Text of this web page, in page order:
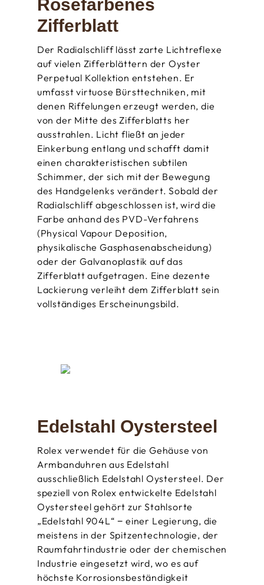
Roséfarbenes
Zifferblatt
Der Radialschliff lässt zarte Lichtreflexe
auf vielen Zifferblättern der Oyster
Perpetual Kollektion entstehen. Er
umfasst virtuose Bürsttechniken, mit
denen Riffelungen erzeugt werden, die
von der Mitte des Zifferblatts her
ausstrahlen. Licht fließt an jeder
Einkerbung entlang und schafft damit
einen charakteristischen subtilen
Schimmer, der sich mit der Bewegung
des Handgelenks verändert. Sobald der
Radialschliff abgeschlossen ist, wird die
Farbe anhand des PVD-Verfahrens
(Physical Vapour Deposition,
physikalische Gasphasen­abscheidung)
oder der Galvanoplastik auf das
Zifferblatt aufgetragen. Eine dezente
Lackierung verleiht dem Zifferblatt sein
vollständiges Erscheinungsbild.
Edelstahl Oystersteel
Rolex verwendet für die Gehäuse von
Armbanduhren aus Edelstahl
ausschließlich Edelstahl Oystersteel. Der
speziell von Rolex entwickelte Edelstahl
Oystersteel gehört zur Stahlsorte
„Edelstahl 904L“ − einer Legierung, die
meistens in der Spitzen­technologie, der
Raumfahrt­industrie oder der chemischen
Industrie eingesetzt wird, wo es auf
höchste Korrosions­beständigkeit